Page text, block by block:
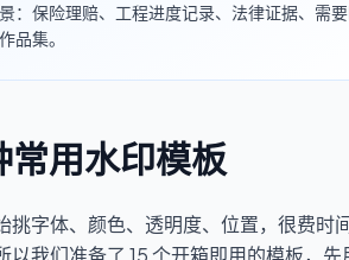
：保险理赔、工程进度记录、法律证据、需
品集。
常用水印模板
挑字体、颜色、透明度、位置，很费
以我们准备了 15 个开箱即用的模板，